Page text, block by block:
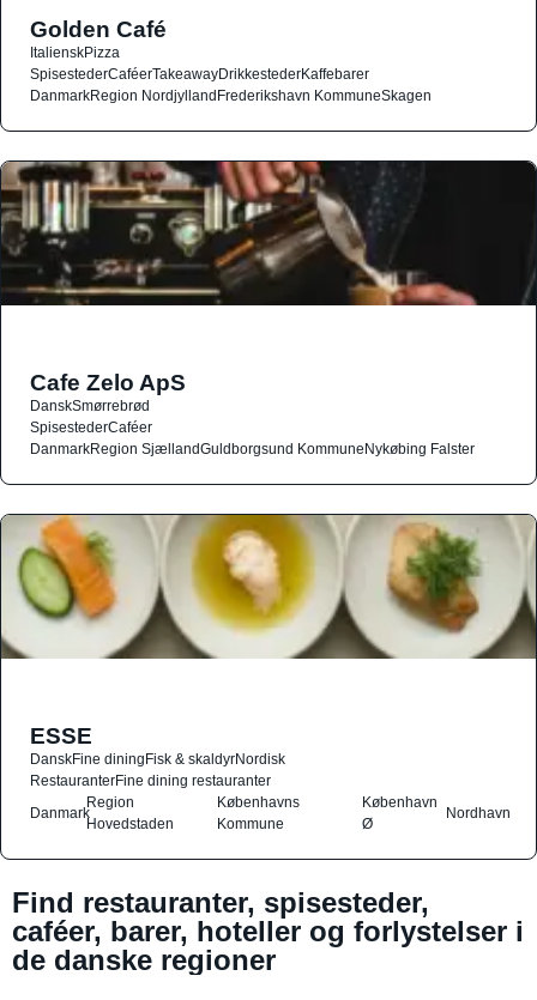
Golden Café
ItalienskPizza
SpisestederCaféerTakeawayDrikkestederKaffebarer
DanmarkRegion NordjyllandFrederikshavn KommuneSkagen
Cafe Zelo ApS
DanskSmørrebrød
SpisestederCaféer
DanmarkRegion SjællandGuldborgsund KommuneNykøbing Falster
ESSE
DanskFine diningFisk & skaldyrNordisk
RestauranterFine dining restauranter
Danmark
Region
Hovedstaden
Københavns
Kommune
København
Ø
Nordhavn
Find restauranter, spisesteder,
caféer, barer, hoteller og forlystelser i
de danske regioner